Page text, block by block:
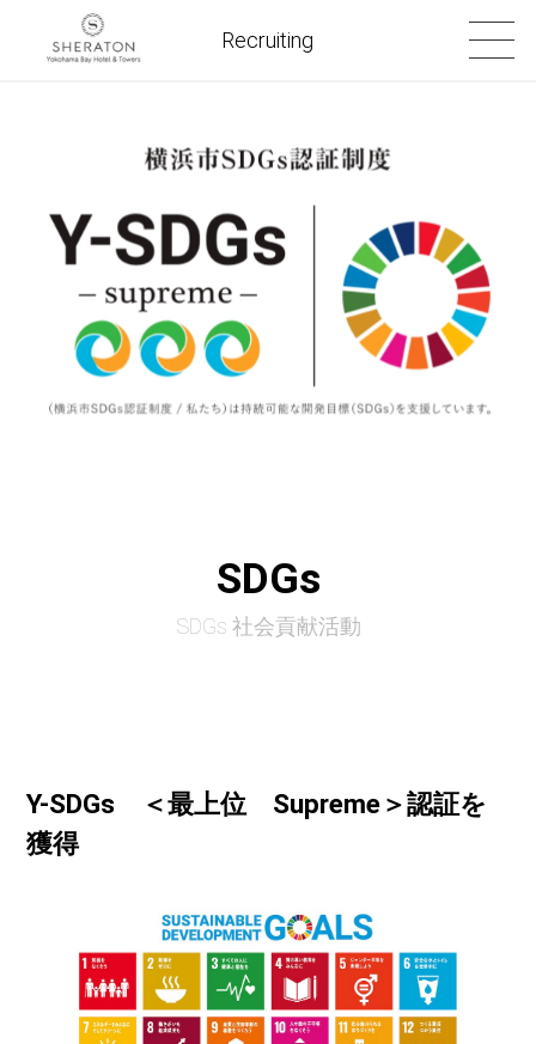
Recruiting
SDGs
SDGs 社会貢献活動
Y-SDGs ＜最上位 Supreme＞認証を
獲得